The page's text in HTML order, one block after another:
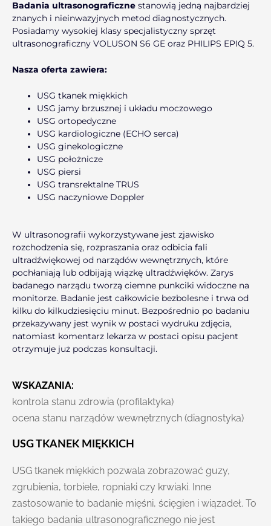
Badania ultrasonograficzne stanowią jedną najbardziej
znanych i nieinwazyjnych metod diagnostycznych.
Posiadamy wysokiej klasy specjalistyczny sprzęt
ultrasonograficzny VOLUSON S6 GE oraz PHILIPS EPIQ 5.
Nasza oferta zawiera:
USG tkanek miękkich
USG jamy brzusznej i układu moczowego
USG ortopedyczne
USG kardiologiczne (ECHO serca)
USG ginekologiczne
USG położnicze
USG piersi
USG transrektalne TRUS
USG naczyniowe Doppler
W ultrasonografii wykorzystywane jest zjawisko
rozchodzenia się, rozpraszania oraz odbicia fali
ultradźwiękowej od narządów wewnętrznych, które
pochłaniają lub odbijają wiązkę ultradźwięków. Zarys
badanego narządu tworzą ciemne punkciki widoczne na
monitorze. Badanie jest całkowicie bezbolesne i trwa od
kilku do kilkudziesięciu minut. Bezpośrednio po badaniu
przekazywany jest wynik w postaci wydruku zdjęcia,
natomiast komentarz lekarza w postaci opisu pacjent
otrzymuje już podczas konsultacji.
WSKAZANIA:
kontrola stanu zdrowia (profilaktyka)
ocena stanu narządów wewnętrznych (diagnostyka)
USG TKANEK MIĘKKICH
USG tkanek miękkich pozwala zobrazować guzy,
zgrubienia, torbiele, ropniaki czy krwiaki. Inne
zastosowanie to badanie mięśni, ścięgien i wiązadeł. To
takiego badania ultrasonograficznego nie jest